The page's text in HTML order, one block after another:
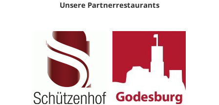
Unsere Partnerrestaurants